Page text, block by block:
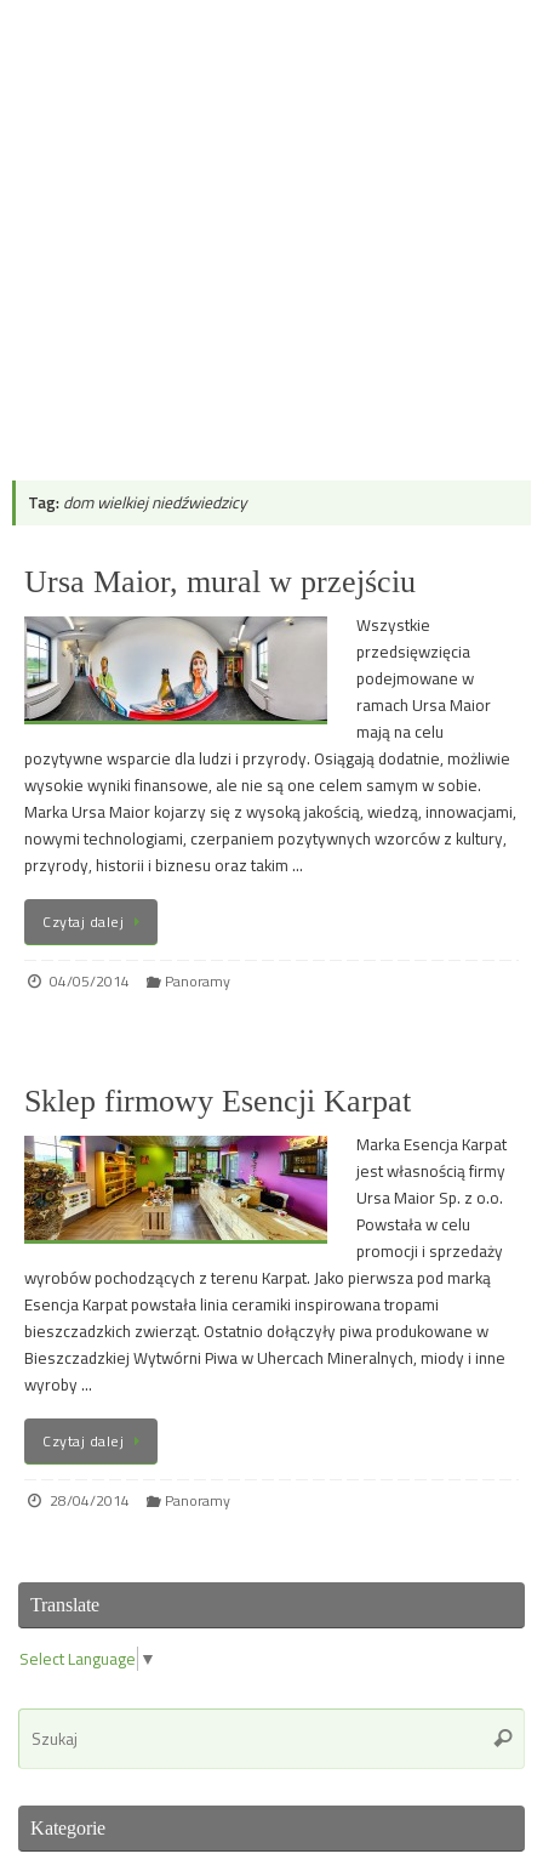
Tag: dom wielkiej niedźwiedzicy
Ursa Maior, mural w przejściu
Wszystkie
przedsięwzięcia
podejmowane w
ramach Ursa Maior
mają na celu
pozytywne wsparcie dla ludzi i przyrody. Osiągają dodatnie, możliwie
wysokie wyniki finansowe, ale nie są one celem samym w sobie.
Marka Ursa Maior kojarzy się z wysoką jakością, wiedzą, innowacjami,
nowymi technologiami, czerpaniem pozytywnych wzorców z kultury,
przyrody, historii i biznesu oraz takim …
Czytaj dalej
04/05/2014 Panoramy
Sklep firmowy Esencji Karpat
Marka Esencja Karpat
jest własnością firmy
Ursa Maior Sp. z o.o.
Powstała w celu
promocji i sprzedaży
wyrobów pochodzących z terenu Karpat. Jako pierwsza pod marką
Esencja Karpat powstała linia ceramiki inspirowana tropami
bieszczadzkich zwierząt. Ostatnio dołączyły piwa produkowane w
Bieszczadzkiej Wytwórni Piwa w Uhercach Mineralnych, miody i inne
wyroby …
Czytaj dalej
28/04/2014 Panoramy
Translate
Select Language ▼
Kategorie